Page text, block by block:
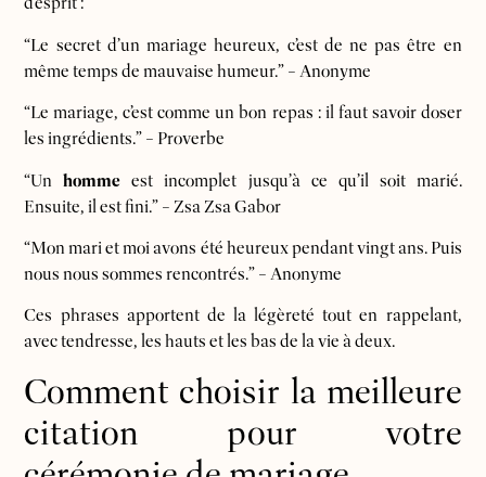
“Le secret d’un mariage heureux, c’est de ne pas être en
même temps de mauvaise humeur.” – Anonyme
“Le mariage, c’est comme un bon repas : il faut savoir doser
les ingrédients.” – Proverbe
“Unhomme est incomplet jusqu’à ce qu’il soit marié.
Ensuite, il est fini.” – Zsa Zsa Gabor
“Mon mari et moi avons été heureux pendant vingt ans. Puis
nous nous sommes rencontrés.” – Anonyme
Ces phrases apportent de la légèreté tout en rappelant,
avec tendresse, les hauts et les bas de la vie à deux.
Comment choisir la meilleure
citation pour votre